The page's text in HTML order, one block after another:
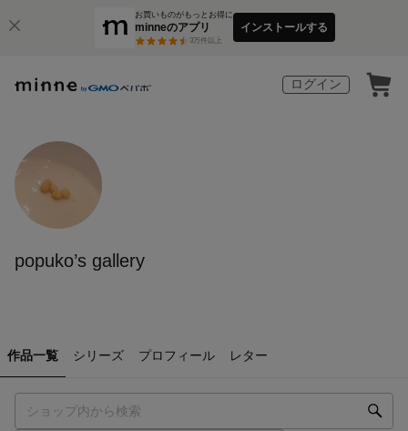
お買いものがもっとお得に
minneのアプリ
3万件以上
インストールする
ログイン
popuko’s gallery
作品一覧 シリーズ プロフィール レター